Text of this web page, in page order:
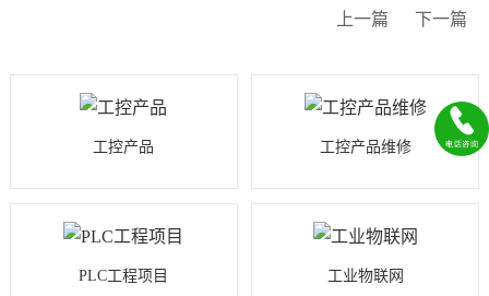
上一篇 下一篇
工控产品 工控产品维修
PLC工程项目 工业物联网